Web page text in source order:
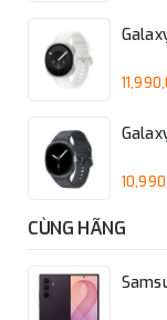
CÙNG HÃNG